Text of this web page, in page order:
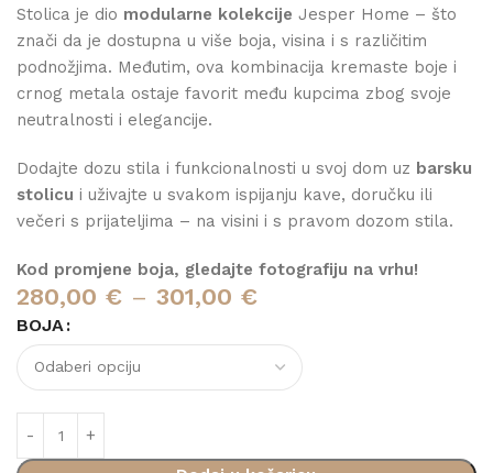
Stolica je dio modularne kolekcije Jesper Home – što
znači da je dostupna u više boja, visina i s različitim
podnožjima. Međutim, ova kombinacija kremaste boje i
crnog metala ostaje favorit među kupcima zbog svoje
neutralnosti i elegancije.
Dodajte dozu stila i funkcionalnosti u svoj dom uz barsku
stolicu i uživajte u svakom ispijanju kave, doručku ili
večeri s prijateljima – na visini i s pravom dozom stila.
Kod promjene boja, gledajte fotografiju na vrhu!
280,00 € – 301,00 €
BOJA